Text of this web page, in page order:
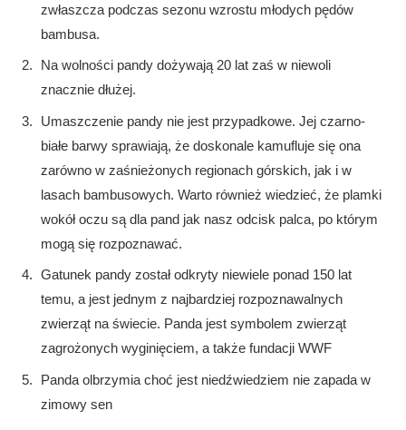
zwłaszcza podczas sezonu wzrostu młodych pędów
bambusa.
Na wolności pandy dożywają 20 lat zaś w niewoli
znacznie dłużej.
Umaszczenie pandy nie jest przypadkowe. Jej czarno-
białe barwy sprawiają, że doskonale kamufluje się ona
zarówno w zaśnieżonych regionach górskich, jak i w
lasach bambusowych. Warto również wiedzieć, że plamki
wokół oczu są dla pand jak nasz odcisk palca, po którym
mogą się rozpoznawać.
Gatunek pandy został odkryty niewiele ponad 150 lat
temu, a jest jednym z najbardziej rozpoznawalnych
zwierząt na świecie. Panda jest symbolem zwierząt
zagrożonych wyginięciem, a także fundacji WWF
Panda olbrzymia choć jest niedźwiedziem nie zapada w
zimowy sen